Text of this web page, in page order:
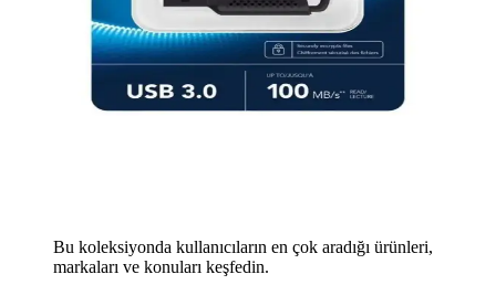
Bu koleksiyonda kullanıcıların en çok aradığı ürünleri,
markaları ve konuları keşfedin.